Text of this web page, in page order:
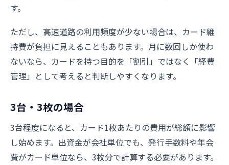
す。
ただし、高速道路の利用頻度が少ない場合は、カード維
持費が負担に見えることもあります。月に数回しか使わ
ないなら、カードを持つ目的を「割引」ではなく「経費
管理」として考えると判断しやすくなります。
3台・3枚の場合
3台程度になると、カード1枚あたりの費用が総額に影響
し始めます。出資金が会社単位でも、発行手数料や年会
費がカード単位なら、3枚分で計算する必要があります。